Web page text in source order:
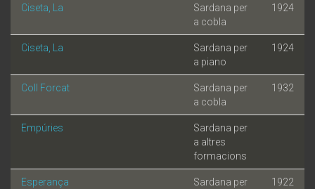
Ciseta, La
Sardana per
a cobla
1924
Ciseta, La
Sardana per
a piano
1924
Coll Forcat
Sardana per
a cobla
1932
Empúries
Sardana per
a altres
formacions
Esperança
Sardana per
1922